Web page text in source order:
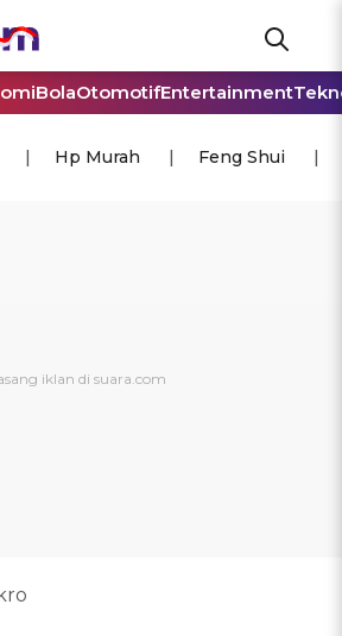
BolaOtomotifEntertainment
Hp Murah Feng Shui